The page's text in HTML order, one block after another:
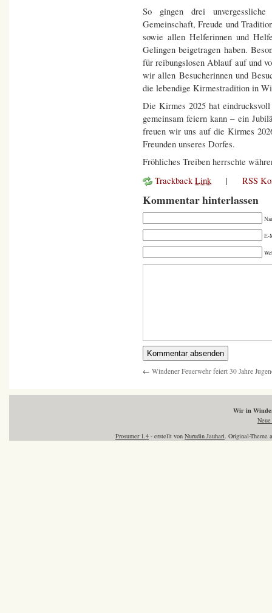
So gingen drei
Gemeinschaft, Freude und
sowie allen Helferinnen und
Gelingen beigetragen haben.
für reibungslosen Ablauf auf und
wir allen Besucherinnen und
die lebendige Kirmestradition in
Die Kirmes 2025 hat
gemeinsam feiern kann – ein
freuen wir uns auf die Kirmes
Freunden unseres Dorfes.
Fröhliches Treiben herrschte
TrackbackLink | RSS
Kommentar hinterlassen
E-
← Windener Feuerwehr feiert 30 Jahre
Wir in
Prosumer 1.4 - erstellt von Nurudin Jauhari. Original-Theme